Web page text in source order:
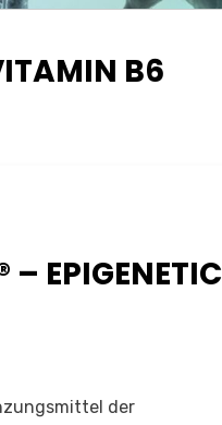
B6
– EPIGENETIC
der